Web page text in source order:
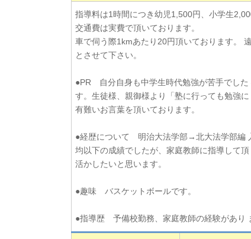
指導料は1時間につき幼児1,500円、小学生
交通費は実費で頂いております。
車で伺う際1kmあたり20円頂いております。
とさせて下さい。
●PR 自分自身も中学生時代勉強が苦手でした
す。生徒様、親御様より「塾に行っても勉強
有難いお言葉を頂いております。
●経歴について 明治大法学部→北大法学部編
均以下の成績でしたが、家庭教師に指導して
活かしたいと思います。
●趣味 バスケットボールです。
●指導歴 予備校勤務、家庭教師の経験があり